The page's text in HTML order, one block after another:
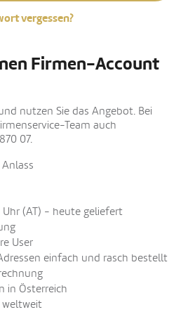
vergessen?
Firmen-Account
nutzen Sie das Angebot. Bei
Team auch
07.
(AT) - heute geliefert
User
einfach und rasch bestellt
in Österreich
weltweit